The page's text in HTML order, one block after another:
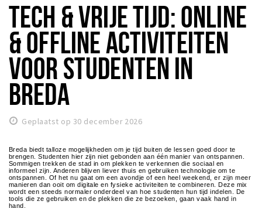
Studentenverenigingen
Studentenraad
Studentenroutes
New in town? Check FAQ!
WONEN
Woonruimte
Zorgverzekering
Huisarts en eerste hulp
Q&A
TECH & VRIJE TIJD: ONLINE
& OFFLINE ACTIVITEITEN
VOOR STUDENTEN IN
BREDA
Geplaatst op 30 december 2026
Breda biedt talloze mogelijkheden om je tijd buiten de lessen goed door te
brengen. Studenten hier zijn niet gebonden aan één manier van ontspannen.
Sommigen trekken de stad in om plekken te verkennen die sociaal en
informeel zijn. Anderen blijven liever thuis en gebruiken technologie om te
ontspannen. Of het nu gaat om een avondje of een heel weekend, er zijn meer
manieren dan ooit om digitale en fysieke activiteiten te combineren. Deze mix
wordt een steeds normaler onderdeel van hoe studenten hun tijd indelen. De
tools die ze gebruiken en de plekken die ze bezoeken, gaan vaak hand in
hand.